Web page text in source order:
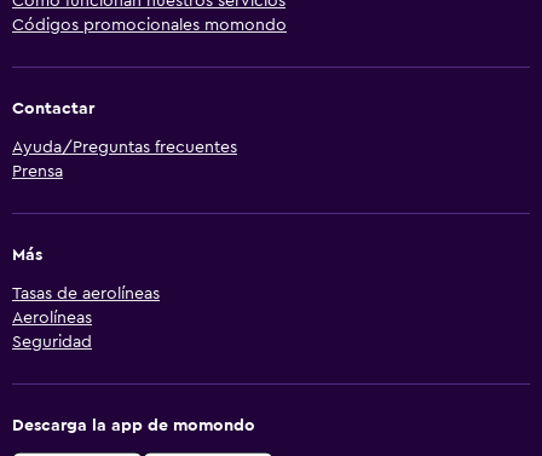
Códigos promocionales momondo
Contactar
Ayuda/Preguntas frecuentes
Prensa
Más
Tasas de aerolíneas
Aerolíneas
Seguridad
Descarga la app de momondo